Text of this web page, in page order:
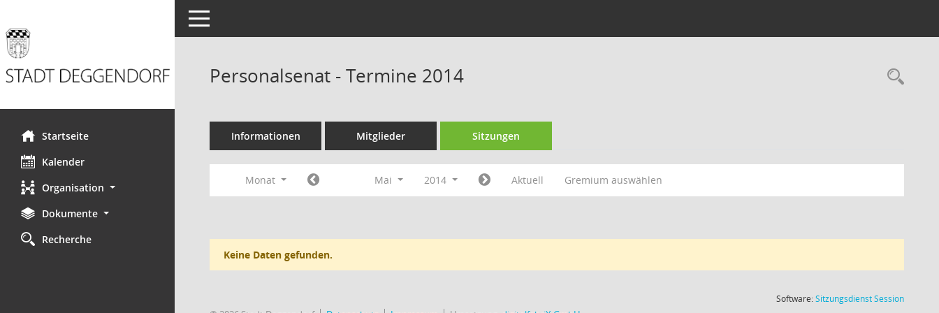
Startseite
Kalender
Organisation
Dokumente
Recherche
Toggle navigation
Personalsenat - Termine 2014
Informationen Mitglieder Sitzungen
Monat Mai 2014 Aktuell Gremium auswählen
Keine Daten gefunden.
Software:SitzungsdienstSession(Wird in